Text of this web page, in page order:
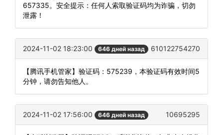
657335。安全提示：任何人索取验证码均为诈骗，切勿
泄露！
2024-11-02 18:23:00 646 дней назад 610122754270
【腾讯手机管家】验证码：575239，本验证码有效时间5
分钟，请勿告知他人。
2024-11-02 17:56:00 646 дней назад 10695295